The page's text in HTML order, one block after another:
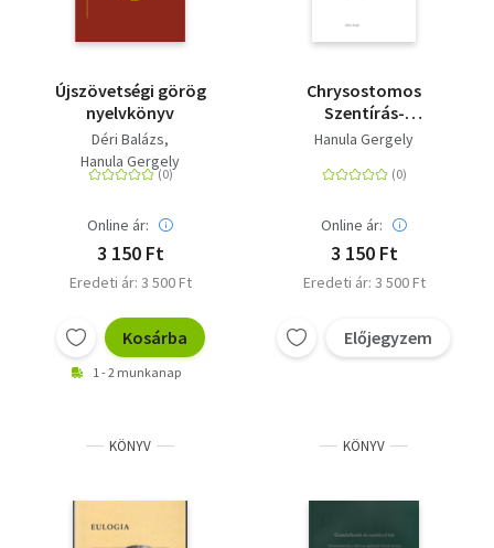
Újszövetségi görög
nyelvkönyv
Déri Balázs
Hanula Gergely
Online ár:
3 150 Ft
Eredeti ár: 3 500 Ft
Kosárba
1 - 2 munkanap
Chrysostomos
Szentírás-
magyarázata - A
a János
elmondott
homíliákban
Hanula Gergely
Online ár:
3 150 Ft
Eredeti ár: 3 500 Ft
Előjegyzem
KÖNYV KÖNYV